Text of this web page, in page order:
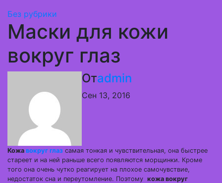
Без рубрики
Маски для кожи
вокруг глаз
Отadmin
Сен 13, 2016
Кожа вокруг глаз самая тонкая и чувствительная, она быстрее
стареет и на ней раньше всего появляются морщинки. Кроме
того она очень чутко реагирует на плохое самочувствие,
недостаток сна и переутомление. Поэтому кожа вокруг